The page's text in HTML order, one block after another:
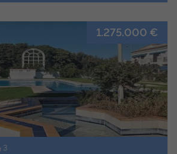
1.275.000 €
3